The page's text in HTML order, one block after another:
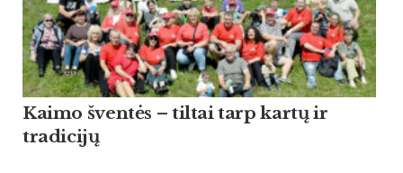
Kaimo šventės – tiltai tarp kartų ir
tradicijų